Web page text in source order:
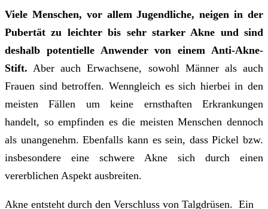
Viele Menschen, vor allem Jugendliche, neigen in der
Pubertät zu leichter bis sehr starker Akne und sind
deshalb potentielle Anwender von einem Anti-Akne-
Stift. Aber auch Erwachsene, sowohl Männer als auch
Frauen sind betroffen. Wenngleich es sich hierbei in den
meisten Fällen um keine ernsthaften Erkrankungen
handelt, so empfinden es die meisten Menschen dennoch
als unangenehm. Ebenfalls kann es sein, dass Pickel bzw.
insbesondere eine schwere Akne sich durch einen
vererblichen Aspekt ausbreiten.
Akne entsteht durch den Verschluss von Talgdrüsen. Ein